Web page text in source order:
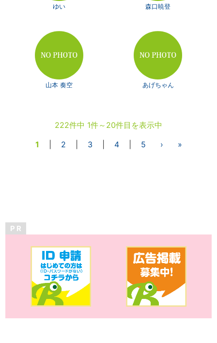
ゆい 森口暁登
山本 奏空 あげちゃん
222件中 1件～20件目を表示中
1
2 3 4| 5 › »
P R